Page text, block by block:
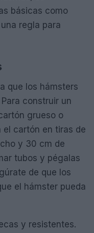
básicas como
regla para
que los hámsters
construir un
grueso o
el cartón en tiras de
y 30 cm de
tubos y pégalas
de que los
el hámster pueda
y resistentes.